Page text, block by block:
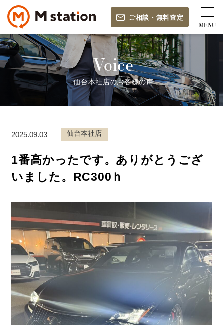
ご相談 ・ 無料査定
Voice
仙台本社店のお客様の声
2025.09.03 仙台本社店
1番高かったです。ありがとうござ
いました。RC300ｈ